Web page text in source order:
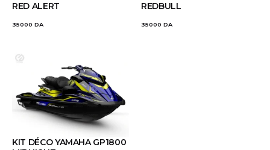
RED ALERT
35000 DA
REDBULL
35000 DA
KIT DÉCO YAMAHA GP1800